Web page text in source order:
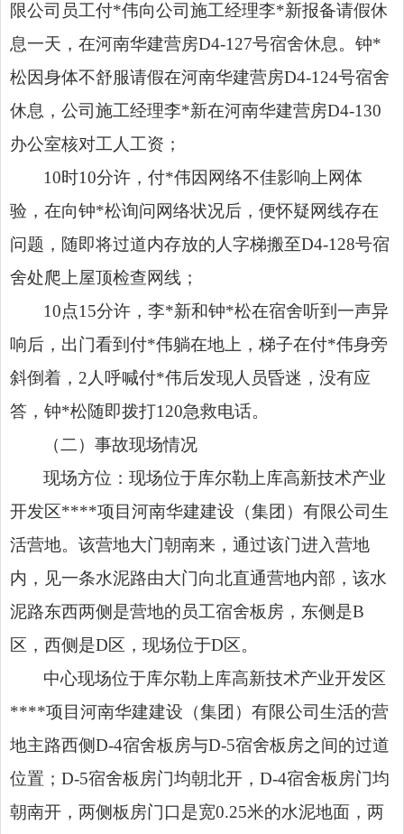
限公司员工付*伟向公司施工经理李*新报备请假休
息一天，在河南华建营房D4-127号宿舍休息。钟*
松因身体不舒服请假在河南华建营房D4-124号宿舍
休息，公司施工经理李*新在河南华建营房D4-130
办公室核对工人工资；
10时10分许，付*伟因网络不佳影响上网体
验，在向钟*松询问网络状况后，便怀疑网线存在
问题，随即将过道内存放的人字梯搬至D4-128号宿
舍处爬上屋顶检查网线；
10点15分许，李*新和钟*松在宿舍听到一声异
响后，出门看到付*伟躺在地上，梯子在付*伟身旁
斜倒着，2人呼喊付*伟后发现人员昏迷，没有应
答，钟*松随即拨打120急救电话。
（二）事故现场情况
现场方位：现场位于库尔勒上库高新技术产业
开发区****项目河南华建建设（集团）有限公司生
活营地。该营地大门朝南来，通过该门进入营地
内，见一条水泥路由大门向北直通营地内部，该水
泥路东西两侧是营地的员工宿舍板房，东侧是B
区，西侧是D区，现场位于D区。
中心现场位于库尔勒上库高新技术产业开发区
****项目河南华建建设（集团）有限公司生活的营
地主路西侧D-4宿舍板房与D-5宿舍板房之间的过道
位置；D-5宿舍板房门均朝北开，D-4宿舍板房门均
朝南开，两侧板房门口是宽0.25米的水泥地面，两